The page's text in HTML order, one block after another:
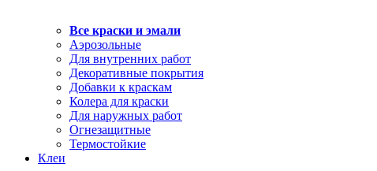
Все краски и эмали
Аэрозольные
Для внутренних работ
Декоративные покрытия
Добавки к краскам
Колера для краски
Для наружных работ
Огнезащитные
Термостойкие
Клеи